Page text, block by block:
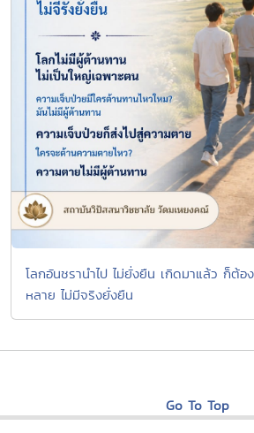
โลกอันชรานำไป ไม่ยั่งยืน เกิดมาแล้ว ก็ต้อ
หลาย ไม่มีจริงยั่งยืน
Go To Top